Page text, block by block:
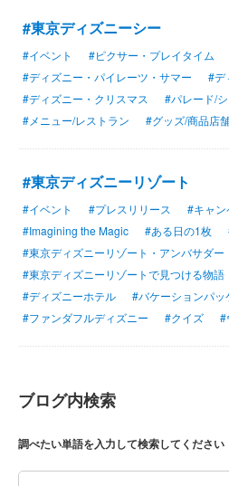
#東京ディズニーシー
#イベント #ピクサー・プレイタイム
#ディズニー・パイレーツ・サマー
#デ
#ディズニー・クリスマス
#パレード/
#メニュー/レストラン
#グッズ/商品店
#東京ディズニーリゾート
#イベント #プレスリリース
#キャン
#Imagining the Magic
#ある日の1枚
#東京ディズニーリゾート・アンバサダー
#東京ディズニーリゾートで見つける物語
#ディズニーホテル
#バケーションパッ
#ファンダフルディズニー
#クイズ #
ブログ内検索
調べたい単語を入力して検索してください